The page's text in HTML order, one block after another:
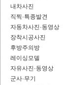
내차사진
직찍·특종발견
자동차사진·동영상
장착시공사진
후방주의방
레이싱모델
자유사진·동영상
군사·무기